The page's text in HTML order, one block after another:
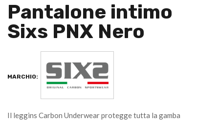
Pantalone intimo
Sixs PNX Nero
MARCHIO:
Il leggins Carbon Underwear protegge tutta la gamba